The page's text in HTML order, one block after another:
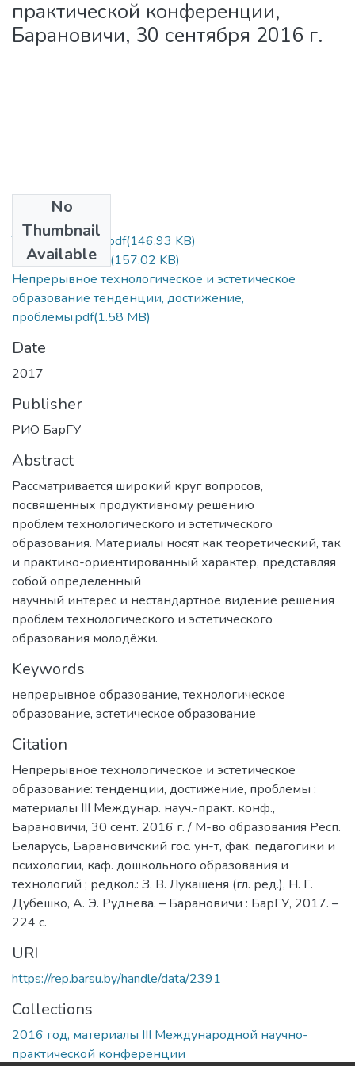
практической конференции,
Барановичи, 30 сентября 2016 г.
No
Thumbnail
Available
Титульный лист.pdf(146.93 KB)
Содержание.pdf (157.02 KB)
Непрерывное технологическое и эстетическое
образование тенденции, достижение,
проблемы.pdf(1.58 MB)
Date
2017
Publisher
РИО БарГУ
Abstract
Рассматривается широкий круг вопросов,
посвященных продуктивному решению
проблем технологического и эстетического
образования. Материалы носят как теоретический, так
и практико-ориентированный характер, представляя
собой определенный
научный интерес и нестандартное видение решения
проблем технологического и эстетического
образования молодёжи.
Keywords
непрерывное образование, технологическое
образование, эстетическое образование
Citation
Непрерывное технологическое и эстетическое
образование: тенденции, достижение, проблемы :
материалы III Междунар. науч.-практ. конф.,
Барановичи, 30 сент. 2016 г. / М-во образования Респ.
Беларусь, Барановичский гос. ун-т, фак. педагогики и
психологии, каф. дошкольного образования и
технологий ; редкол.: З. В. Лукашеня (гл. ред.), Н. Г.
Дубешко, А. Э. Руднева. – Барановичи : БарГУ, 2017. –
224 с.
URI
https://rep.barsu.by/handle/data/2391
Collections
2016 год, материалы III Международной научно-
практической конференции